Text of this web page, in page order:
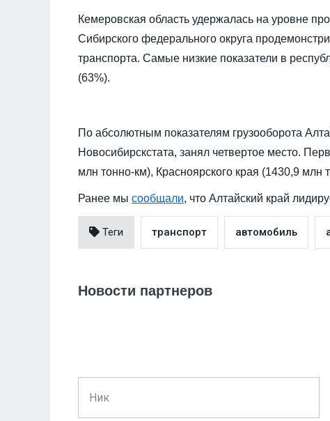
Кемеровская область удержалась на уровне
Сибирского федерального округа
транспорта. Самые низкие показатели в
(63%).
По абсолютным показателям грузооборота
Новосибирскстата, занял четвертое место.
млн тонно-км), Красноярского края (1430,9 млн
Ранее мы сообщали, что Алтайский край
Теги транспорт автомобиль
Новости партнеров